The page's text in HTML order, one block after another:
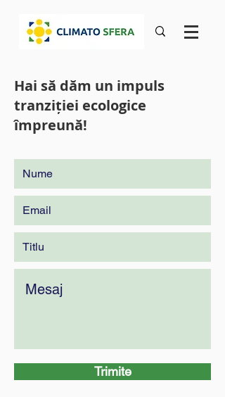
Hai să dăm un impuls
tranziției ecologice
împreună!
Trimite